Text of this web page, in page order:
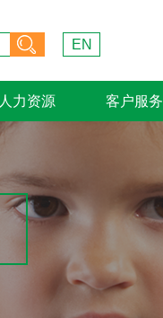
EN
人力资源 客户服务